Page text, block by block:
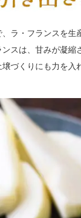
ラ・フランスを
スは、甘みが凝
づくりにも力を入